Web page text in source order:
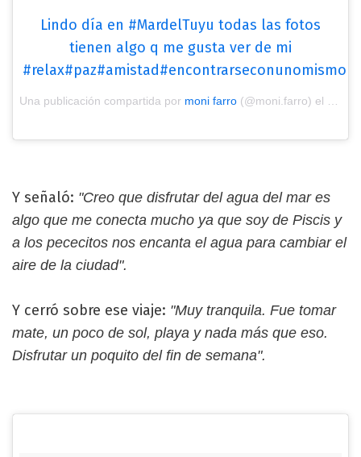
Lindo día en #MardelTuyu todas las fotos
tienen algo q me gusta ver de mi
#relax#paz#amistad#encontrarseconunomismo
Una publicación compartida por moni farro (@moni.farro) el
Y señaló: "Creo que disfrutar del agua del mar es
algo que me conecta mucho ya que soy de Piscis y
a los pececitos nos encanta el agua para cambiar el
aire de la ciudad".
Y cerró sobre ese viaje: "Muy tranquila. Fue tomar
mate, un poco de sol, playa y nada más que eso.
Disfrutar un poquito del fin de semana".